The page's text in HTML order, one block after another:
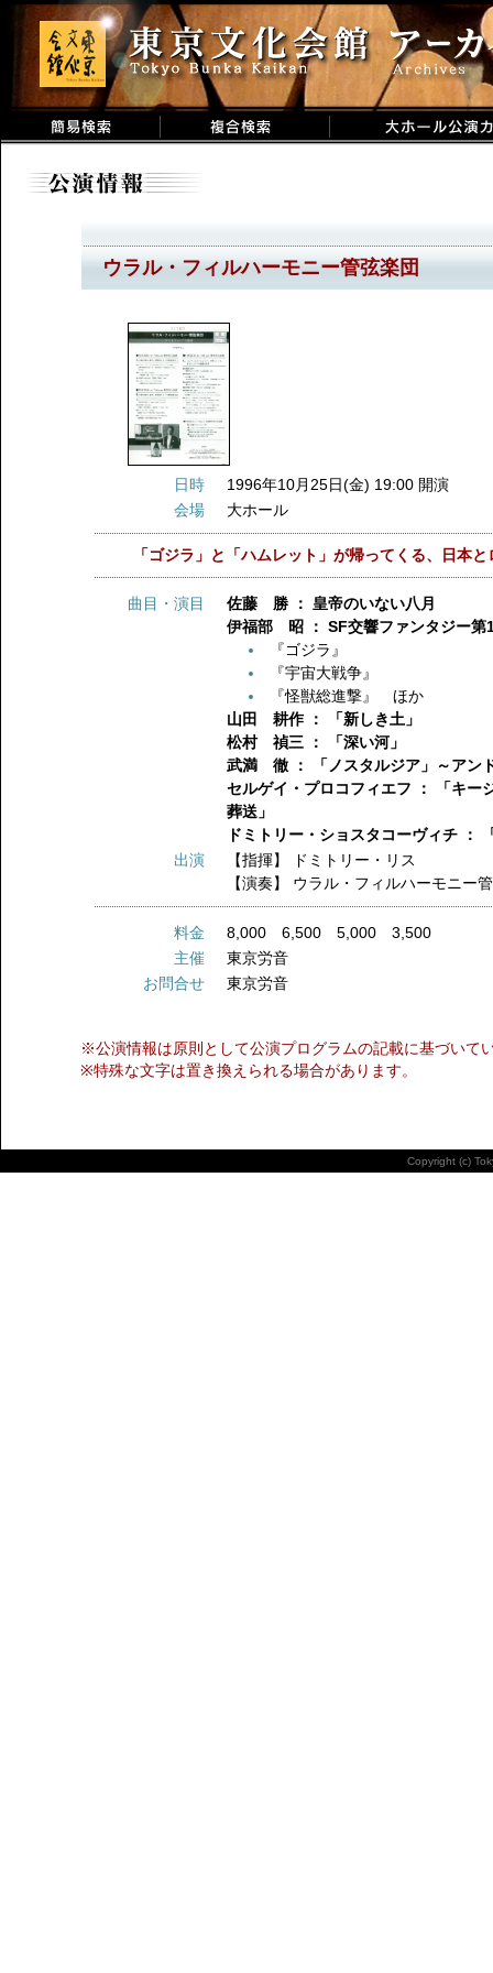
ウラル・フィルハーモニー管弦楽団
日時
1996年10月25日(金) 19:00 開演
会場
大ホール
「ゴジラ」と「ハムレット」が帰ってくる、日本
曲目・演目
佐藤 勝 ： 皇帝のいない八月
伊福部 昭 ： SF交響ファンタジー第
『ゴジラ』
『宇宙大戦争』
『怪獣総進撃』 ほか
山田 耕作 ： 「新しき土」
松村 禎三 ： 「深い河」
武満 徹 ： 「ノスタルジア」～アン
セルゲイ・プロコフィエフ ： 「キー
葬送」
ドミトリー・ショスタコーヴィチ ：
出演
【指揮】
ドミトリー・リス
【演奏】 ウラル・フィルハーモニー
料金
8,000 6,500 5,000 3,500
主催
東京労音
お問合せ
東京労音
※公演情報は原則として公演プログラムの記載に基づいて
※特殊な文字は置き換えられる場合があります。
Copyright (c)